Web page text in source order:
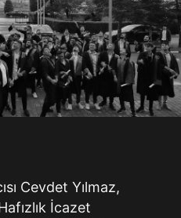
Cevdet Yılmaz,
İcazet